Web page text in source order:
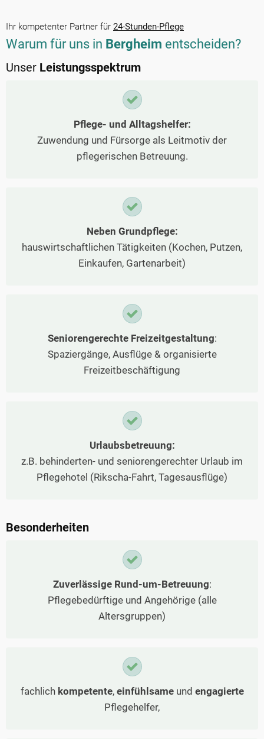
Ihr kompetenter Partner für 24-Stunden-Pflege
Warum für uns in Bergheim entscheiden?
Unser Leistungsspektrum
Pflege- und Alltagshelfer:
Zuwendung und Fürsorge als Leitmotiv der
pflegerischen Betreuung.
Neben Grundpflege:
hauswirtschaftlichen Tätigkeiten (Kochen, Putzen,
Einkaufen, Gartenarbeit)
Seniorengerechte Freizeitgestaltung:
Spaziergänge, Ausflüge & organisierte
Freizeitbeschäftigung
Urlaubsbetreuung:
z.B. behinderten- und seniorengerechter Urlaub im
Pflegehotel (Rikscha-Fahrt, Tagesausflüge)
Besonderheiten
Zuverlässige Rund-um-Betreuung:
Pflegebedürftige und Angehörige (alle
Altersgruppen)
fachlich kompetente, einfühlsameund engagierte
Pflegehelfer,